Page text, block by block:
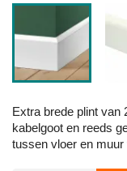
Extra brede plint van
kabelgoot en reeds
tussen vloer en muur